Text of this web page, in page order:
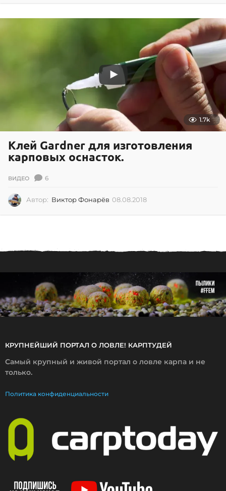
0
2
0
1
7
1.7k
Клей Gardner для изготовления
карповых оснасток.
ВИДЕО 6
Автор: Виктор Фонарёв 08.08.2018
8
КРУПНЕЙШИЙ ПОРТАЛ О ЛОВЛЕ! КАРПТУДЕЙ
Самый крупный и живой портал о ловле карпа и не
только.
Политика конфиденциальности